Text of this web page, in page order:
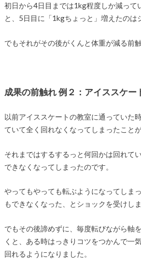
初日から4日目までは1kg程度しか減って
と、5日目に「1kgちょっと」増えたのは
でもそれがその後がくんと体重が減る前
成果の前触れ 例２：アイススケー
以前アイススケートの教室に通っていた
ていて全く回れなくなってしまったことが
それまではするするっと何回かは回れて
できなくなってしまったのです。
やってもやっても転ぶようになってしま
もできなくなった、とショックを受けしま
でもその後諦めずに、毎度転びながら軸
くと、ある時はっきりコツをつかんで一
回れるようになりました。